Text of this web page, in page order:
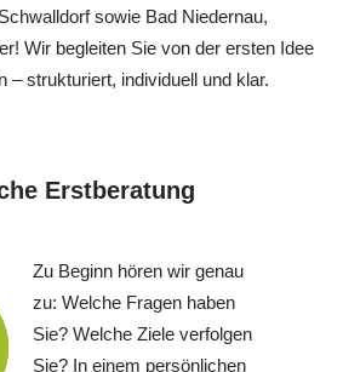
sowie Bad Niedernau,
Wir begleiten Sie von der ersten Idee
– strukturiert, individuell und klar.
Erstberatung
Zu Beginn hören wir genau
zu: Welche Fragen haben
Sie? Welche Ziele verfolgen
Sie? In einem persönlichen